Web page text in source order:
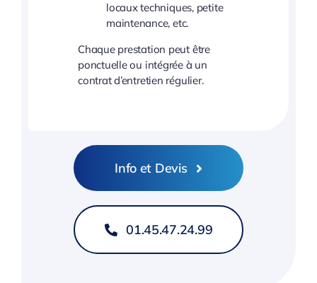
locaux techniques, petite
maintenance, etc.
Chaque prestation peut être
ponctuelle ou intégrée à un
contrat d’entretien régulier.
Info et Devis
01.45.47.24.99